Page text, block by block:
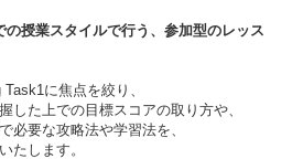
授業スタイルで行う、参加型のレッス
に焦点を絞り、
した上での目標スコアの取り方や、
必要な攻略法や学習法を、
たします。